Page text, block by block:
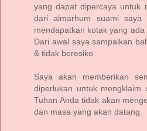
yang dapat dipercaya untuk
dari almarhum suami saya
mendapatkan kotak yang
Dari awal saya sampaikan
& tidak beresiko.
Saya akan memberikan
diperlukan untuk mengklaim
Tuhan Anda tidak akan
dan masa yang akan datang.